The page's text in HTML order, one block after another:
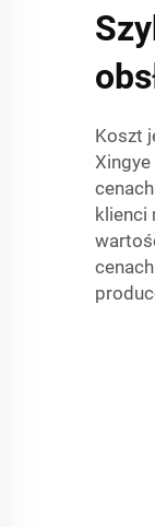
Koszt
klienci